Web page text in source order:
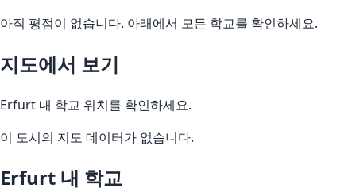
아직 평점이 없습니다. 아래에서 모든 학교를 확인하세요.
지도에서 보기
Erfurt 내 학교 위치를 확인하세요.
이 도시의 지도 데이터가 없습니다.
Erfurt 내 학교